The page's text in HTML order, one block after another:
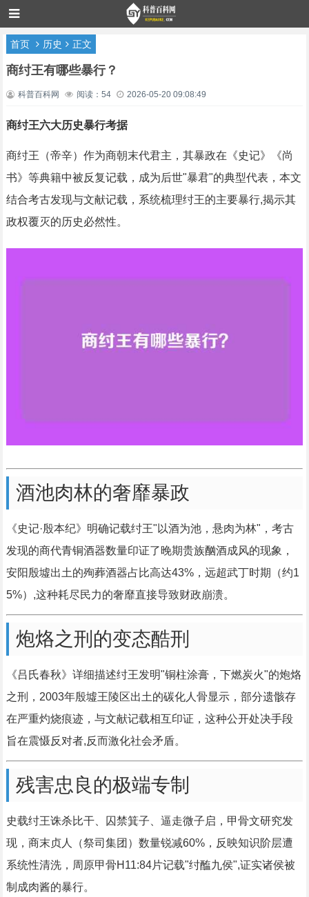
首页 历史 正文
商纣王有哪些暴行？
科普百科网 阅读：54 2026-05-20 09:08:49
商纣王六大历史暴行考据
商纣王（帝辛）作为商朝末代君主，其暴政在《史记》《尚
书》等典籍中被反复记载，成为后世"暴君"的典型代表，本文
结合考古发现与文献记载，系统梳理纣王的主要暴行,揭示其
政权覆灭的历史必然性。
酒池肉林的奢靡暴政
《史记·殷本纪》明确记载纣王"以酒为池，悬肉为林"，考古
发现的商代青铜酒器数量印证了晚期贵族酗酒成风的现象，
安阳殷墟出土的殉葬酒器占比高达43%，远超武丁时期（约1
5%）,这种耗尽民力的奢靡直接导致财政崩溃。
炮烙之刑的变态酷刑
《吕氏春秋》详细描述纣王发明"铜柱涂膏，下燃炭火"的炮烙
之刑，2003年殷墟王陵区出土的碳化人骨显示，部分遗骸存
在严重灼烧痕迹，与文献记载相互印证，这种公开处决手段
旨在震慑反对者,反而激化社会矛盾。
残害忠良的极端专制
史载纣王诛杀比干、囚禁箕子、逼走微子启，甲骨文研究发
现，商末贞人（祭司集团）数量锐减60%，反映知识阶层遭
系统性清洗，周原甲骨H11:84片记载"纣醢九侯",证实诸侯被
制成肉酱的暴行。